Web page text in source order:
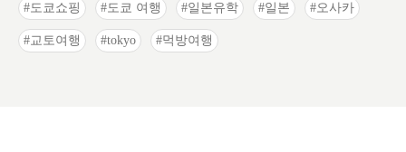
도쿄쇼핑 도쿄 여행 일본유학 일본 오사카
교토여행 tokyo 먹방여행